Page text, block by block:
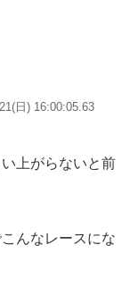
日) 16:00:05.63
上がらないと前
んなレースにな